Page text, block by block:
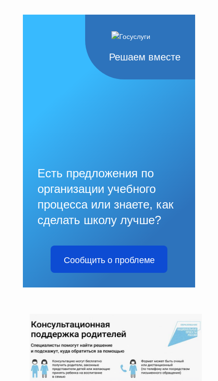
Решаем вместе
Есть предложения по
организации учебного
процесса или знаете, как
сделать школу лучше?
Сообщить о проблеме